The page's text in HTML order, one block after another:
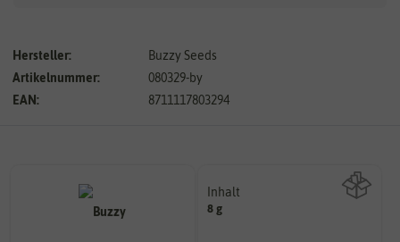
Hersteller:
Buzzy Seeds
Artikelnummer:
080329-by
EAN:
8711117803294
Inhalt
8 g